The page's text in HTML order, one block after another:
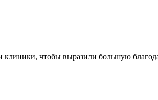
клиники, чтобы выразили большую